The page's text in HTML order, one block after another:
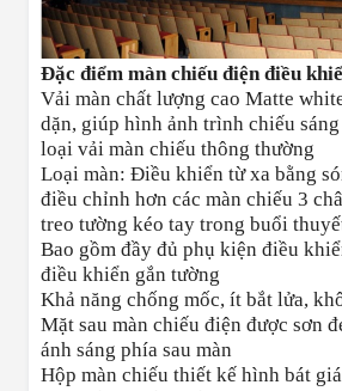
Đặc điểm màn chiếu điện điều
Vải màn chất lượng cao Matte
dặn, giúp hình ảnh trình chiếu
loại vải màn chiếu thông thường
Loại màn: Điều khiển từ xa bằng
điều chỉnh hơn các màn chiếu 3
treo tường kéo tay trong buổi
Bao gồm đầy đủ phụ kiện điều
điều khiển gắn tường
Khả năng chống mốc, ít bắt lửa,
Mặt sau màn chiếu điện được sơn
ánh sáng phía sau màn
Hộp màn chiếu thiết kế hình bát